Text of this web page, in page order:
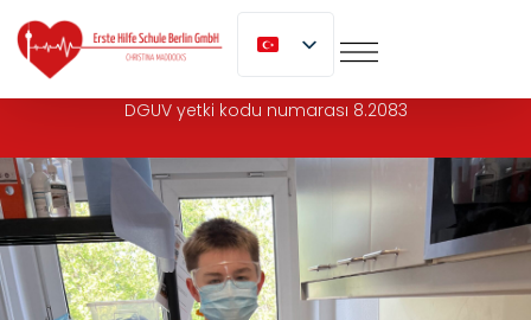
geç
DGUV yetki kodu numarası 8.2083